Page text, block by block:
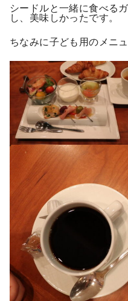
シードルと一緒に食べる
し、美味しかったです。
ちなみに子ども用のメニ